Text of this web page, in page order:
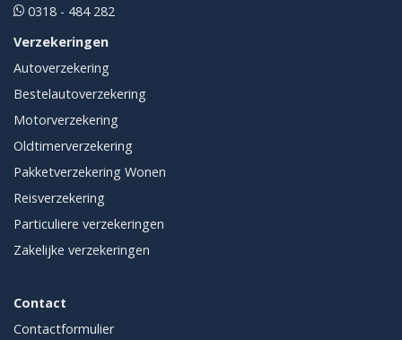
0318 - 484 282
Verzekeringen
Autoverzekering
Bestelautoverzekering
Motorverzekering
Oldtimerverzekering
Pakketverzekering Wonen
Reisverzekering
Particuliere verzekeringen
Zakelijke verzekeringen
Contact
Contactformulier